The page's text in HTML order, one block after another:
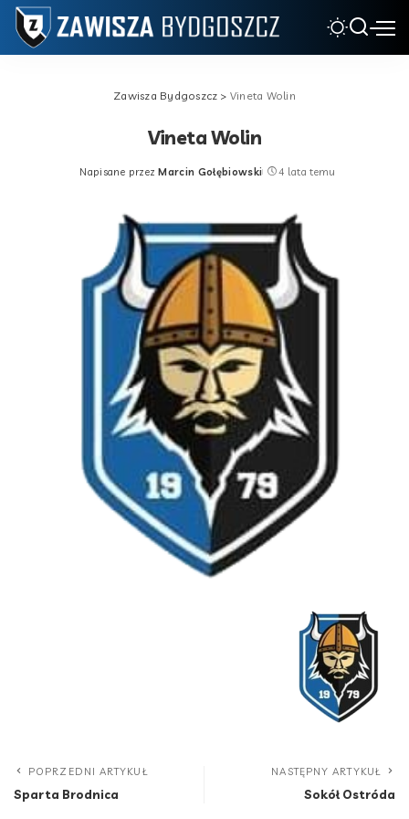
Zawisza Bydgoszcz > Vineta Wolin
Vineta Wolin
Posted
Napisane przez Marcin Gołębiowski 4 lata temu
POPRZEDNI ARTYKUŁ
Sparta Brodnica
NASTĘPNY ARTYKUŁ
Sokół Ostróda